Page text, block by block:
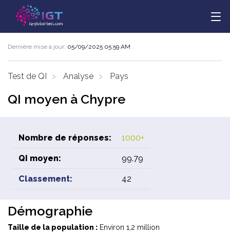
Dernière mise à jour: 05/09/2025 05:59 AM
Test de QI Analyse Pays
QI moyen à Chypre
Nombre de réponses: 1000+
QI moyen: 99.79
Classement: 42
Démographie
Taille de la population : Environ 1,2 million